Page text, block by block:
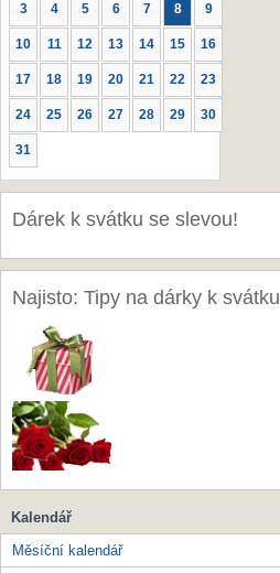
3 4 5 6 7 8 9
10 11 12 13 14 15 16
17 18 19 20 21 22 23
24 25 26 27 28 29 30
31
Dárek k svátku se slevou!
Najisto: Tipy na dárky k svátku
Kalendář
Měsíční kalendář